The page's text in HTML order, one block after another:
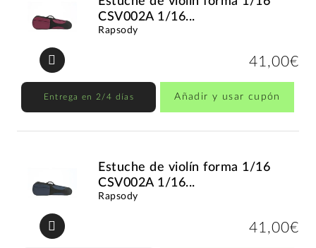
CSV002A 1/16...
Rapsody
41,00€
Entrega en 2/4 días Añadir y usar cupón
Estuche de violín forma 1/16
CSV002A 1/16...
Rapsody
41,00€